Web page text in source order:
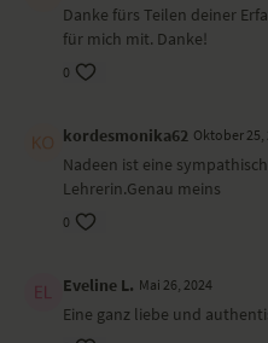
Danke fürs Teilen deiner
für mich mit. Danke!
0
kordesmonika62 Oktober 25,
Nadeen ist eine
Lehrerin.Genau meins
0
Eveline L. Mai 26, 2024
Eine ganz liebe und